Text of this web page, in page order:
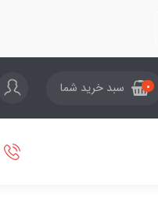
0 سبد خرید شما